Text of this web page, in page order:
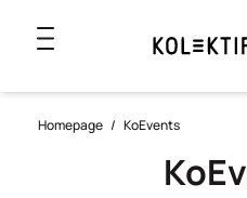
Homepage / KoEvents